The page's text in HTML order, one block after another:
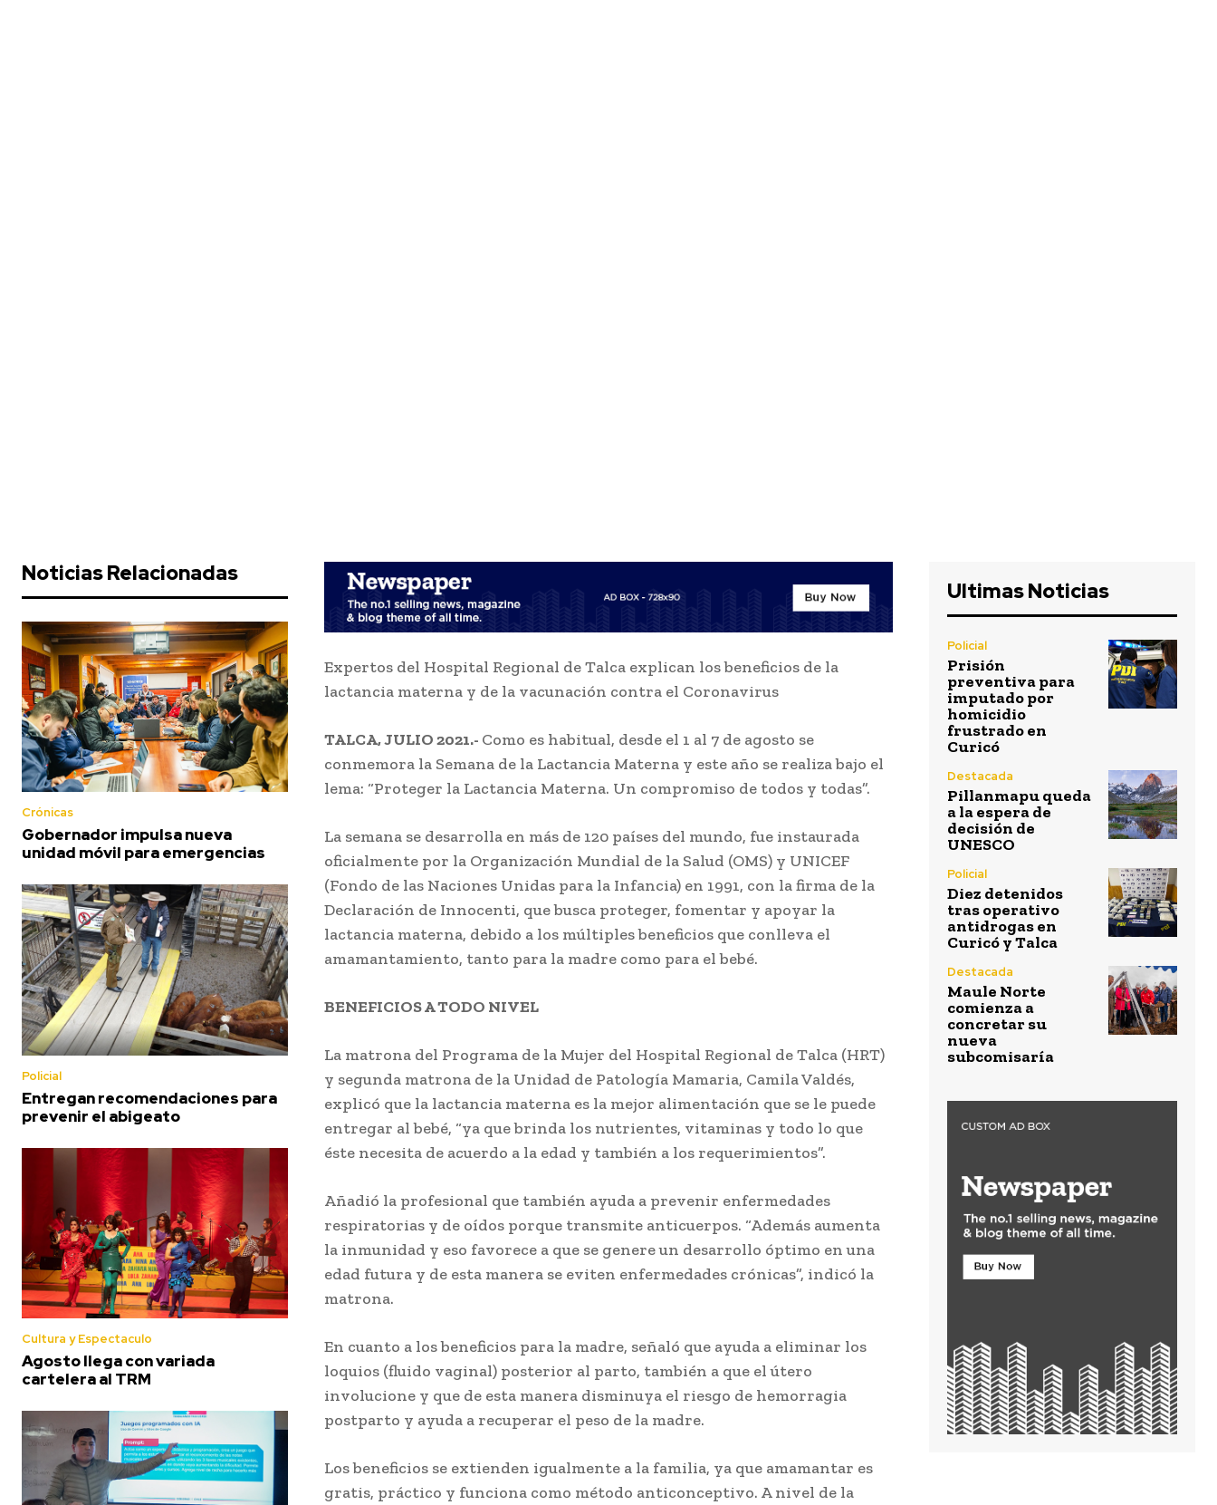
Noticias Relacionadas
Crónicas
Gobernador impulsa nueva
unidad móvil para emergencias
Policial
Entregan recomendaciones para
prevenir el abigeato
Cultura y Espectaculo
Agosto llega con variada
cartelera al TRM
Expertos del Hospital Regional de Talca explican los beneficios de la
lactancia materna y de la vacunación contra el Coronavirus
TALCA, JULIO 2021.- Como es habitual, desde el 1 al 7 de agosto se
conmemora la Semana de la Lactancia Materna y este año se realiza bajo el
lema: “Proteger la Lactancia Materna. Un compromiso de todos y todas”.
La semana se desarrolla en más de 120 países del mundo, fue instaurada
oficialmente por la Organización Mundial de la Salud (OMS) y UNICEF
(Fondo de las Naciones Unidas para la Infancia) en 1991, con la firma de la
Declaración de Innocenti, que busca proteger, fomentar y apoyar la
lactancia materna, debido a los múltiples beneficios que conlleva el
amamantamiento, tanto para la madre como para el bebé.
BENEFICIOS A TODO NIVEL
La matrona del Programa de la Mujer del Hospital Regional de Talca (HRT)
y segunda matrona de la Unidad de Patología Mamaria, Camila Valdés,
explicó que la lactancia materna es la mejor alimentación que se le puede
entregar al bebé, “ya que brinda los nutrientes, vitaminas y todo lo que
éste necesita de acuerdo a la edad y también a los requerimientos”.
Añadió la profesional que también ayuda a prevenir enfermedades
respiratorias y de oídos porque transmite anticuerpos. “Además aumenta
la inmunidad y eso favorece a que se genere un desarrollo óptimo en una
edad futura y de esta manera se eviten enfermedades crónicas”, indicó la
matrona.
En cuanto a los beneficios para la madre, señaló que ayuda a eliminar los
loquios (fluido vaginal) posterior al parto, también a que el útero
involucione y que de esta manera disminuya el riesgo de hemorragia
postparto y ayuda a recuperar el peso de la madre.
Los beneficios se extienden igualmente a la familia, ya que amamantar es
gratis, práctico y funciona como método anticonceptivo. A nivel de la
Ultimas Noticias
Policial
Prisión
preventiva para
imputado por
homicidio
frustrado en
Curicó
Destacada
Pillanmapu queda
a la espera de
decisión de
UNESCO
Policial
Diez detenidos
tras operativo
antidrogas en
Curicó y Talca
Destacada
Maule Norte
comienza a
concretar su
nueva
subcomisaría